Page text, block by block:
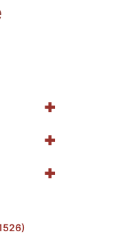
+
+
+